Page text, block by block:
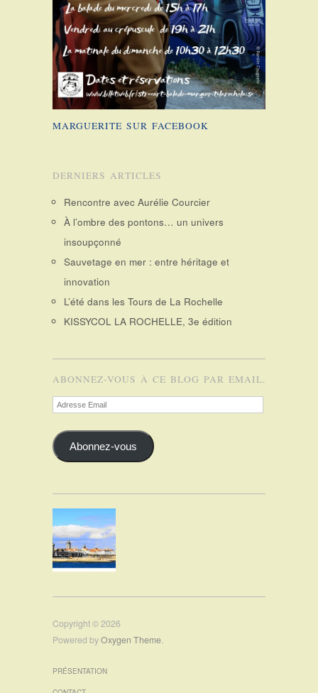
MARGUERITE SUR FACEBOOK
DERNIERS ARTICLES
Rencontre avec Aurélie Courcier
À l’ombre des pontons… un univers
insoupçonné
Sauvetage en mer : entre héritage et
innovation
L’été dans les Tours de La Rochelle
KISSYCOL LA ROCHELLE, 3e édition
ABONNEZ-VOUS À CE BLOG PAR EMAIL.
Adresse
Email
Abonnez-vous
Copyright © 2026
Powered byOxygen Theme.
PRÉSENTATION